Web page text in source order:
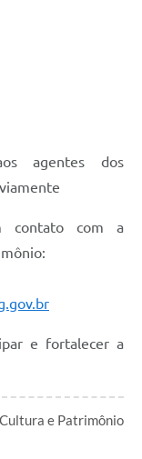
agentes dos
contato com a
e fortalecer a
e Patrimônio